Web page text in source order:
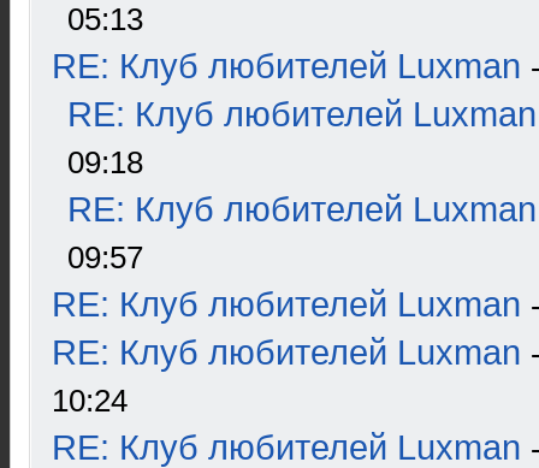
05:13
RE: Клуб любителей Luxman
RE: Клуб любителей Luxman
09:18
RE: Клуб любителей Luxman
09:57
RE: Клуб любителей Luxman
RE: Клуб любителей Luxman
10:24
RE: Клуб любителей Luxman